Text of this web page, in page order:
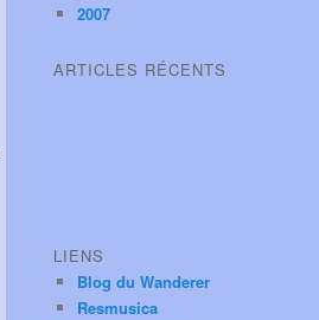
2007
ARTICLES RÉCENTS
LIENS
Blog du Wanderer
Resmusica